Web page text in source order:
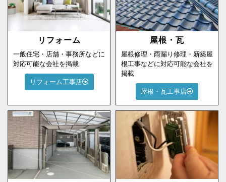
リフォーム
一般住宅・店舗・事務所などに
対応可能な会社を掲載
リフォーム工事店
屋根・瓦
屋根修理・雨漏り修理・新築屋
根工事などに対応可能な会社を
掲載
屋根・瓦工事店